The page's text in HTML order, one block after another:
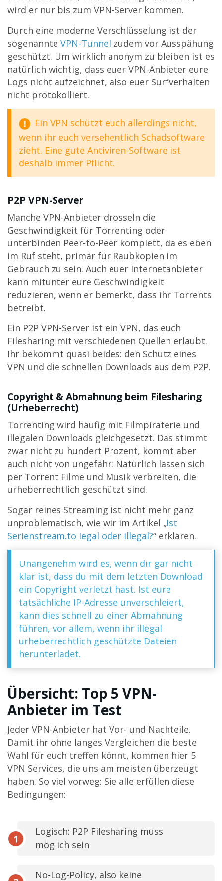
wird er nur bis zum VPN-Server kommen.
Durch eine moderne Verschlüsselung ist der
sogenannte VPN-Tunnel zudem vor Ausspähung
geschützt. Um wirklich anonym zu bleiben ist es
natürlich wichtig, dass euer VPN-Anbieter eure
Logs nicht aufzeichnet, also euer Surfverhalten
nicht protokolliert.
Ein VPN schützt euch allerdings nicht,
wenn ihr euch versehentlich Schadsoftware
zieht. Eine gute Antiviren-Software ist
deshalb immer Pflicht.
P2P VPN-Server
Manche VPN-Anbieter drosseln die
Geschwindigkeit für Torrenting oder
unterbinden Peer-to-Peer komplett, da es eben
im Ruf steht, primär für Raubkopien im
Gebrauch zu sein. Auch euer Internetanbieter
kann mitunter eure Geschwindigkeit
reduzieren, wenn er bemerkt, dass ihr Torrents
betreibt.
Ein P2P VPN-Server ist ein VPN, das euch
Filesharing mit verschiedenen Quellen erlaubt.
Ihr bekommt quasi beides: den Schutz eines
VPN und die schnellen Downloads aus dem P2P.
Copyright & Abmahnung beim Filesharing
(Urheberrecht)
Torrenting wird häufig mit Filmpiraterie und
illegalen Downloads gleichgesetzt. Das stimmt
zwar nicht zu hundert Prozent, kommt aber
auch nicht von ungefähr: Natürlich lassen sich
per Torrent Filme und Musik verbreiten, die
urheberrechtlich geschützt sind.
Sogar reines Streaming ist nicht mehr ganz
unproblematisch, wie wir im Artikel „Ist
Serienstream.to Iegal oder illegal?“ erklären.
Unangenehm wird es, wenn dir gar nicht
klar ist, dass du mit dem letzten Download
ein Copyright verletzt hast. Ist eure
tatsächliche IP-Adresse unverschleiert,
kann dies schnell zu einer Abmahnung
führen, vor allem, wenn ihr illegal
urheberrechtlich geschützte Dateien
herunterladet.
Übersicht: Top 5 VPN-
Anbieter im Test
Jeder VPN-Anbieter hat Vor- und Nachteile.
Damit ihr ohne langes Vergleichen die beste
Wahl für euch treffen könnt, kommen hier 5
VPN Services, die uns am meisten überzeugt
haben. So viel vorweg: Sie alle erfüllen diese
Bedingungen:
Logisch: P2P Filesharing muss
möglich sein
No-Log-Policy, also keine